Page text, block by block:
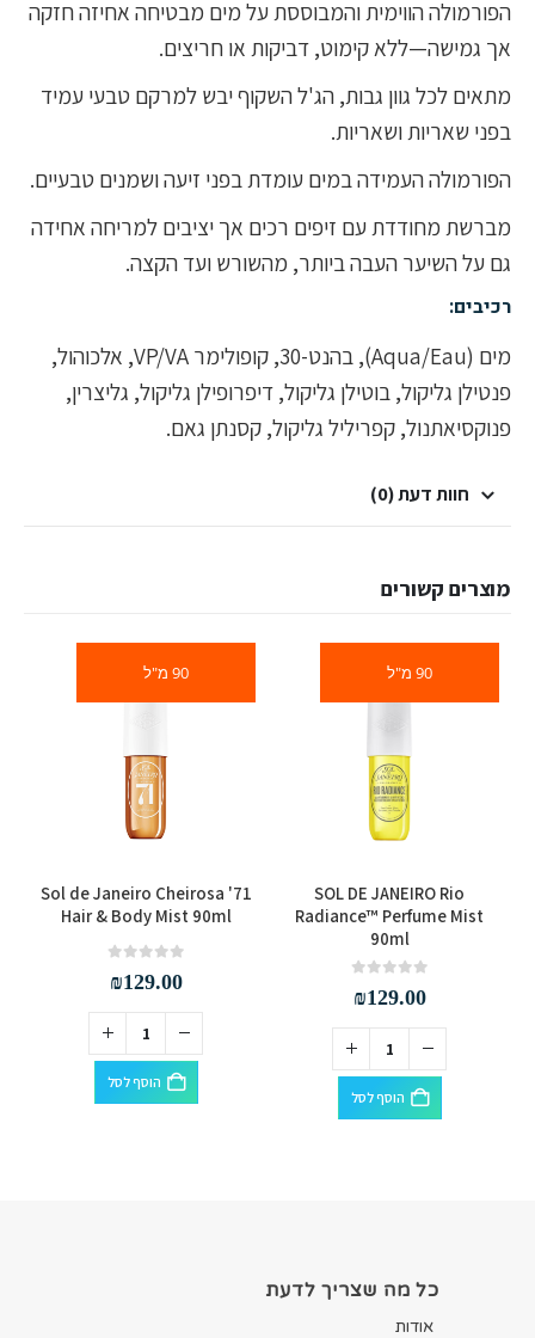
הפורמולה הווימית והמבוססת על מים מבטיחה אחיזה חזקה
אך גמישה—ללא קימוט, דביקות או חריצים.
מתאים לכל גוון גבות, הג'ל השקוף יבש למרקם טבעי עמיד
בפני שאריות ושאריות.
הפורמולה העמידה במים עומדת בפני זיעה ושמנים טבעיים.
מברשת מחודדת עם זיפים רכים אך יציבים למריחה אחידה
גם על השיער העבה ביותר, מהשורש ועד הקצה.
רכיבים:
מים (Aqua/Eau), בהנט-30, קופולימר VP/VA, אלכוהול,
פנטילן גליקול, בוטילן גליקול, דיפרופילן גליקול, גליצרין,
פנוקסיאתנול, קפריליל גליקול, קסנתן גאם.
חוות דעת (0)
מוצרים קשורים
90 מ"ל
SOL DE JANEIRO Rio
Radiance™ Perfume Mist
90ml
₪129.00
הוסף לסל
90 מ"ל
Sol de Janeiro Cheirosa '71
Hair & Body Mist 90ml
₪129.00
הוסף לסל
כל מה שצריך לדעת
אודות